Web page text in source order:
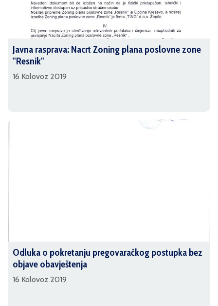
Javna rasprava: Nacrt Zoning plana poslovne zone
"Resnik"
16 Kolovoz 2019
Odluka o pokretanju pregovaračkog postupka bez
objave obavještenja
16 Kolovoz 2019